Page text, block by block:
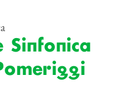
Sinfonica